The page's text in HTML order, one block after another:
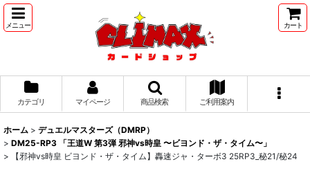
メニュー カート
カテゴリ マイページ 商品検索 ご利用案内
ホーム > デュエルマスターズ（DMRP）
> DM25-RP3 「王道W 第3弾 邪神vs時皇 〜ビヨンド・ザ・タイム〜」
>
【邪神vs時皇 ビヨンド・ザ・タイム】轟速ジャ・ターボ3 25RP3_秘21/秘24